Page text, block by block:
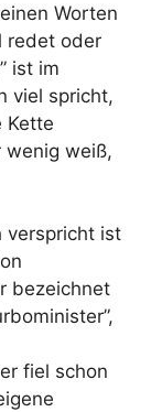
Worten
redet oder
ist im
viel spricht,
Kette
wenig weiß,
verspricht ist
bezeichnet
fiel schon